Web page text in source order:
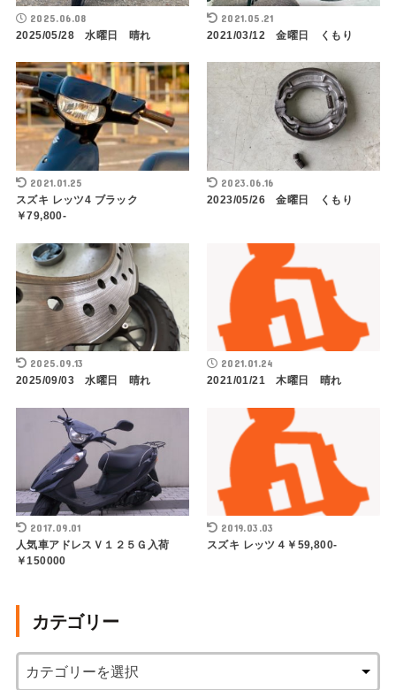
2025.06.08
2025/05/28 水曜日 晴れ
2021.05.21
2021/03/12 金曜日 くもり
2021.01.25
スズキ レッツ4 ブラック
￥79,800-
2023.06.16
2023/05/26 金曜日 くもり
2025.09.13
2025/09/03 水曜日 晴れ
2021.01.24
2021/01/21 木曜日 晴れ
2017.09.01
人気車アドレスＶ１２５Ｇ入荷
￥150000
2019.03.03
スズキ レッツ４￥59,800-
カテゴリー